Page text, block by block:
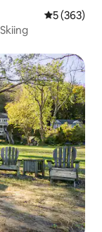
5 af 5 í
5 (363)